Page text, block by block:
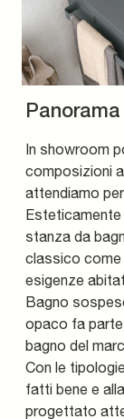
Panorama
In showroom
composizioni
attendiamo
Esteticamente
stanza da
classico come
esigenze
Bagno
opaco fa parte
bagno del
Con le
fatti bene e
progettato